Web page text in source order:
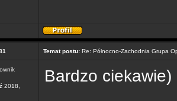
Temat postu: Re: Północno-Zachodnia Grupa
2018,
Bardzo ciekawie)